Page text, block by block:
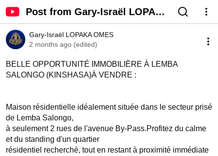
Post from Gary-Israël LOPAKA
OMES - YouTube
Gary-Israël LOPAKA OMES
2 months ago (edited)
BELLE OPPORTUNITÉ IMMOBILIÈRE À LEMBA
SALONGO (KINSHASA)À VENDRE :
Maison résidentielle idéalement située dans le secteur prisé
de Lemba Salongo,
à seulement 2 rues de l'avenue By-Pass.Profitez du calme
et du standing d'un quartier
résidentiel recherché, tout en restant à proximité immédiate